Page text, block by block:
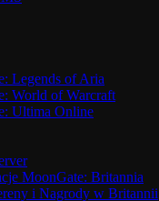
Legends of Aria
World of Warcraft
Ultima Online
MoonGate: Britannia
i Nagrody w Britannii